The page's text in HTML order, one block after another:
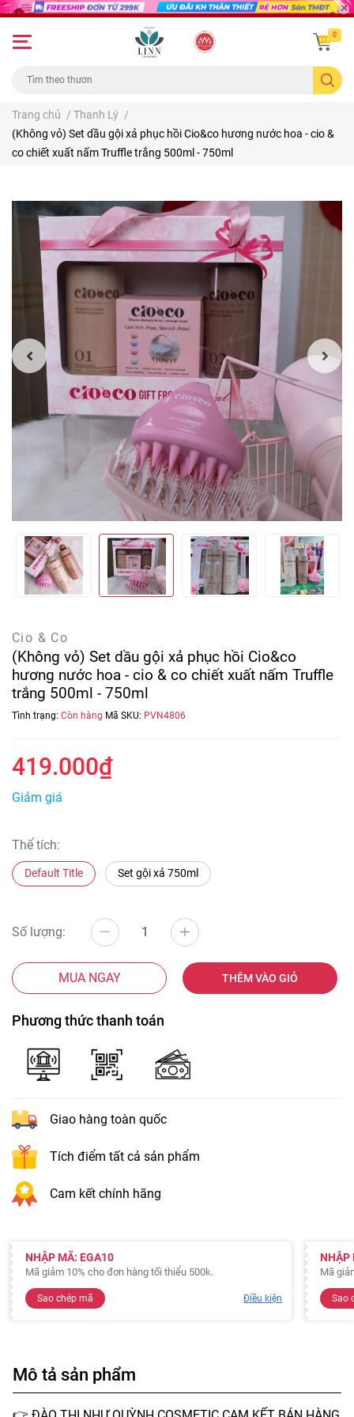
0
Trang chủ / Thanh Lý /
(Không vỏ) Set dầu gội xả phục hồi Cio&co hương nước hoa - cio &
co chiết xuất nấm Truffle trắng 500ml - 750ml
Cio & Co
(Không vỏ) Set dầu gội xả phục hồi Cio&co
hương nước hoa - cio & co chiết xuất nấm Truffle
trắng 500ml - 750ml
Tình trạng: Còn hàng Mã SKU: PVN4806
419.000₫
Giảm giá
Thể tích:
Default Title Set gội xả 750ml
Số lượng:
MUA NGAY THÊM VÀO GIỎ
Phương thức thanh toán
Giao hàng toàn quốc
Tích điểm tất cả sản phẩm
Cam kết chính hãng
NHẬP MÃ: EGA10
Mã giảm 10% cho đơn hàng tối thiểu 500k.
Sao chép mã Điều kiện
NHẬP
Mã
Sao
Mô tả sản phẩm